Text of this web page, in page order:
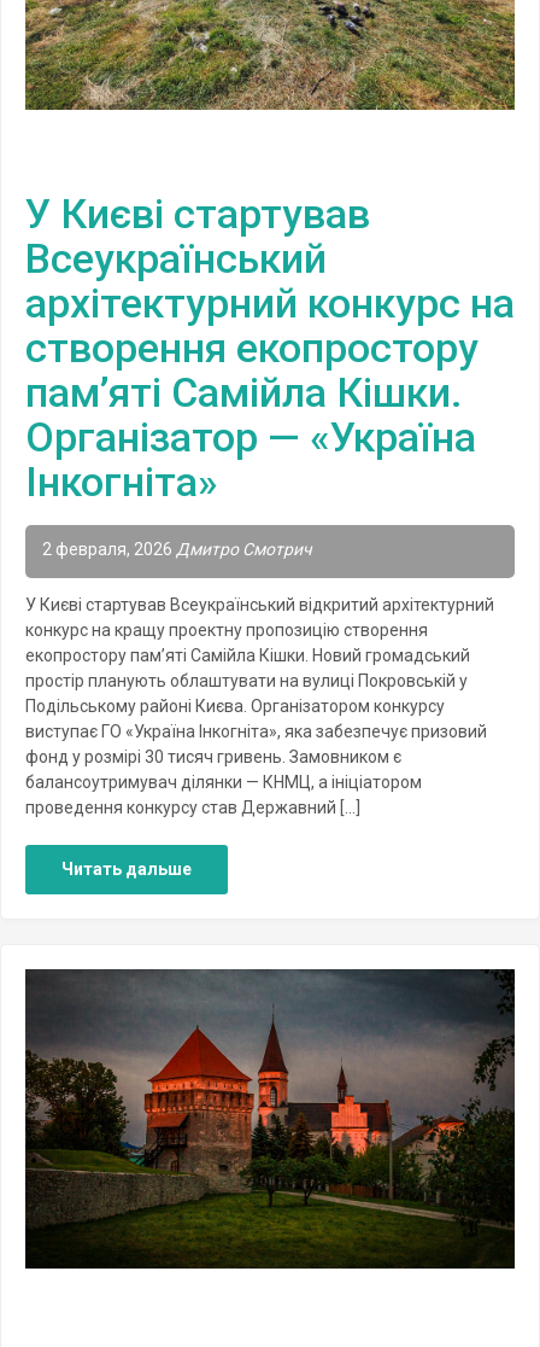
У Києві стартував
Всеукраїнський
архітектурний конкурс на
створення екопростору
пам’яті Самійла Кішки.
Організатор — «Україна
Інкогніта»
2 февраля, 2026 Дмитро Смотрич
У Києві стартував Всеукраїнський відкритий архітектурний
конкурс на кращу проектну пропозицію створення
екопростору пам’яті Самійла Кішки. Новий громадський
простір планують облаштувати на вулиці Покровській у
Подільському районі Києва. Організатором конкурсу
виступає ГО «Україна Інкогніта», яка забезпечує призовий
фонд у розмірі 30 тисяч гривень. Замовником є
балансоутримувач ділянки — КНМЦ, а ініціатором
проведення конкурсу став Державний […]
Читать дальше